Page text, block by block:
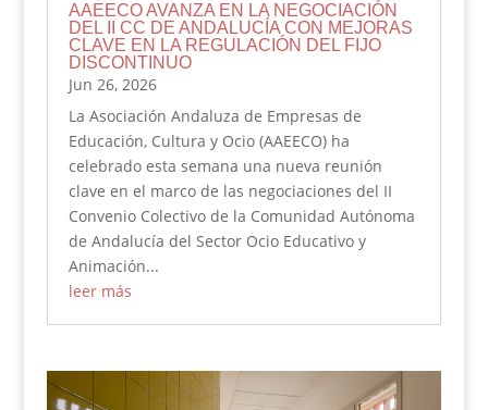
AAEECO AVANZA EN LA NEGOCIACIÓN
DEL II CC DE ANDALUCÍA CON MEJORAS
CLAVE EN LA REGULACIÓN DEL FIJO
DISCONTINUO
Jun 26, 2026
La Asociación Andaluza de Empresas de
Educación, Cultura y Ocio (AAEECO) ha
celebrado esta semana una nueva reunión
clave en el marco de las negociaciones del II
Convenio Colectivo de la Comunidad Autónoma
de Andalucía del Sector Ocio Educativo y
Animación...
leer más